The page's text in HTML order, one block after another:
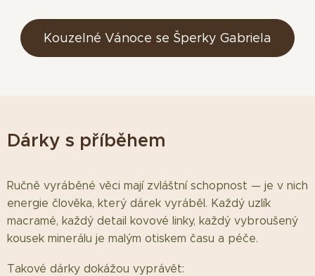
Kouzelné Vánoce se Šperky Gabriela
Dárky s příběhem
Ručně vyráběné věci mají zvláštní schopnost — je v nich
energie člověka, který dárek vyráběl. Každý uzlík
macramé, každý detail kovové linky, každý vybroušený
kousek minerálu je malým otiskem času a péče.
Takové dárky dokážou vyprávět: